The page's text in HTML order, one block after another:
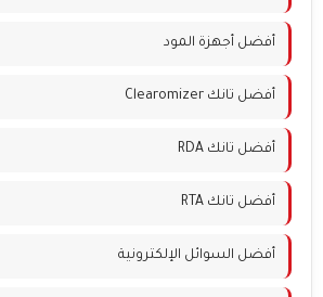
أفضل أجهزة المود
أفضل تانك Clearomizer
أفضل تانك RDA
أفضل تانك RTA
أفضل السوائل الإلكترونية